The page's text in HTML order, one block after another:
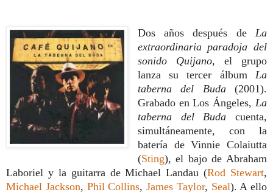
Dos años después de La
extraordinaria paradoja del
sonido Quijano, el grupo
lanza su tercer álbum La
taberna del Buda (2001).
Grabado en Los Ángeles, La
taberna del Buda cuenta,
simultáneamente, con la
batería de Vinnie Colaiutta
(Sting), el bajo de Abraham
Laboriel y la guitarra de Michael Landau (Rod Stewart,
Michael Jackson, Phil Collins, James Taylor, Seal). A ello